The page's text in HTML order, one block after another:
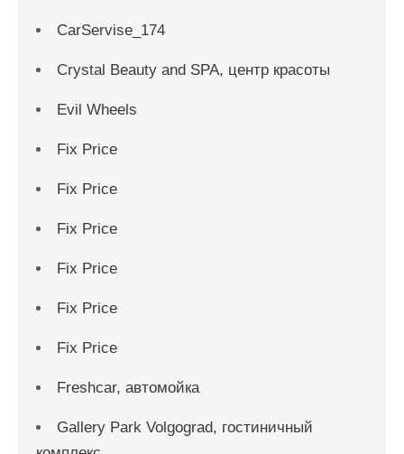
CarServise_174
Crystal Beauty and SPA, центр красоты
Evil Wheels
Fix Price
Fix Price
Fix Price
Fix Price
Fix Price
Fix Price
Freshcar, автомойка
Gallery Park Volgograd, гостиничный